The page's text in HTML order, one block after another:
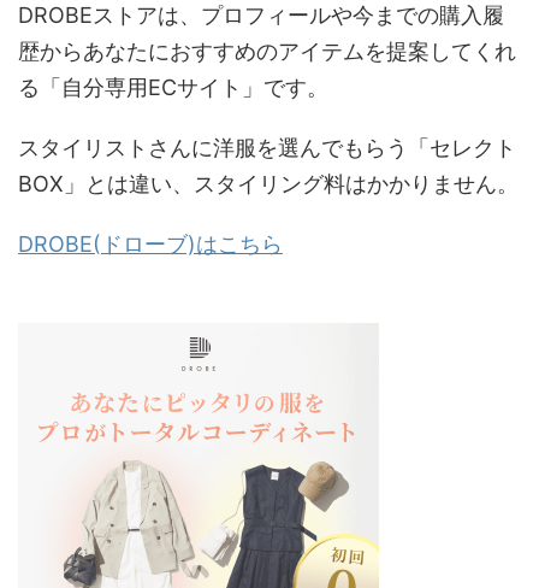
DROBEストアは、プロフィールや今までの購入履
歴からあなたにおすすめのアイテムを提案してくれ
る「自分専用ECサイト」です。
スタイリストさんに洋服を選んでもらう「セレクト
BOX」とは違い、スタイリング料はかかりません。
DROBE(ドローブ)はこちら